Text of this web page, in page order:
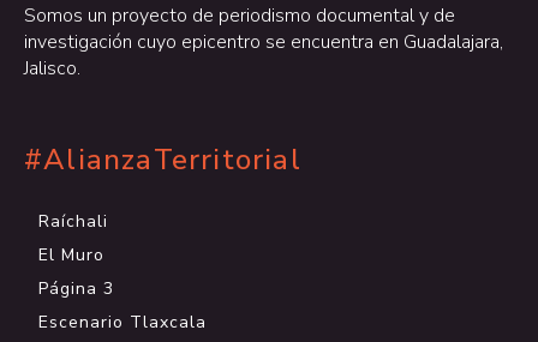
Somos un proyecto de periodismo documental y de
investigación cuyo epicentro se encuentra en Guadalajara,
Jalisco.
#AlianzaTerritorial
Raíchali
El Muro
Página 3
Escenario Tlaxcala